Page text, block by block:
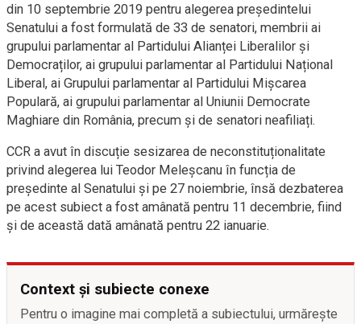
din 10 septembrie 2019 pentru alegerea președintelui
Senatului a fost formulată de 33 de senatori, membrii ai
grupului parlamentar al Partidului Alianței Liberalilor și
Democraților, ai grupului parlamentar al Partidului Național
Liberal, ai Grupului parlamentar al Partidului Mișcarea
Populară, ai grupului parlamentar al Uniunii Democrate
Maghiare din România, precum și de senatori neafiliați.
CCR a avut în discuție sesizarea de neconstituționalitate
privind alegerea lui Teodor Meleșcanu în funcția de
președinte al Senatului și pe 27 noiembrie, însă dezbaterea
pe acest subiect a fost amânată pentru 11 decembrie, fiind
și de această dată amânată pentru 22 ianuarie.
Context și subiecte conexe
Pentru o imagine mai completă a subiectului, urmărește